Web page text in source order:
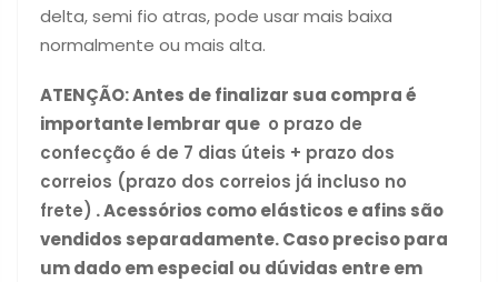
delta, semi fio atras, pode usar mais baixa
normalmente ou mais alta.
ATENÇÃO:Antes de finalizar sua compra é
importante lembrar que o prazo de
confecção é de 7 dias úteis + prazo dos
correios (prazo dos correios já incluso no
frete) . Acessórios como elásticos e afins são
vendidos separadamente. Caso preciso para
um dado em especial ou dúvidas entre em